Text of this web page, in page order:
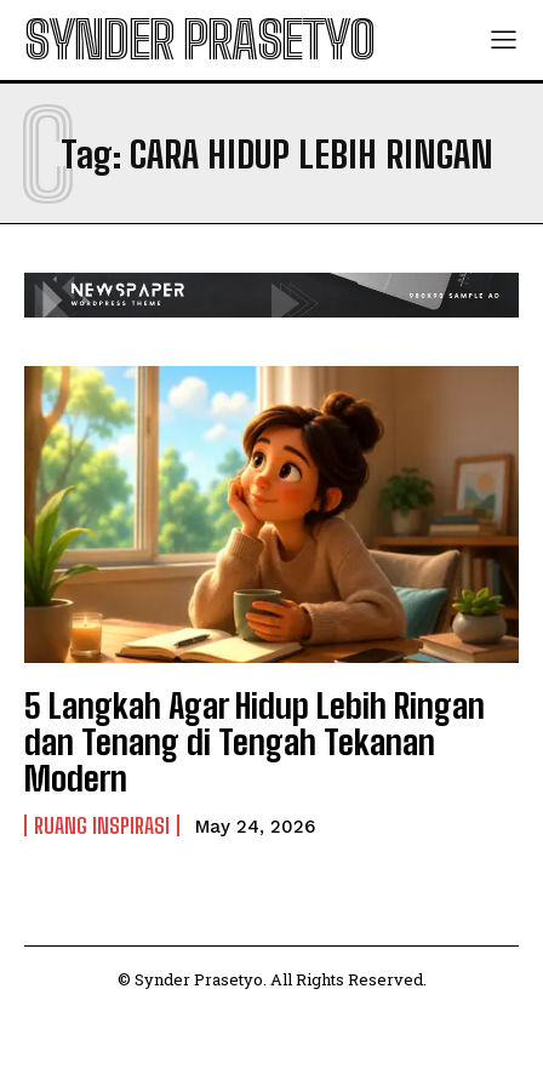
SYNDER PRASETYO
Tag: CARA HIDUP LEBIH RINGAN
C
5 Langkah Agar Hidup Lebih Ringan
dan Tenang di Tengah Tekanan
Modern
RUANG INSPIRASI May 24, 2026
© Synder Prasetyo. All Rights Reserved.